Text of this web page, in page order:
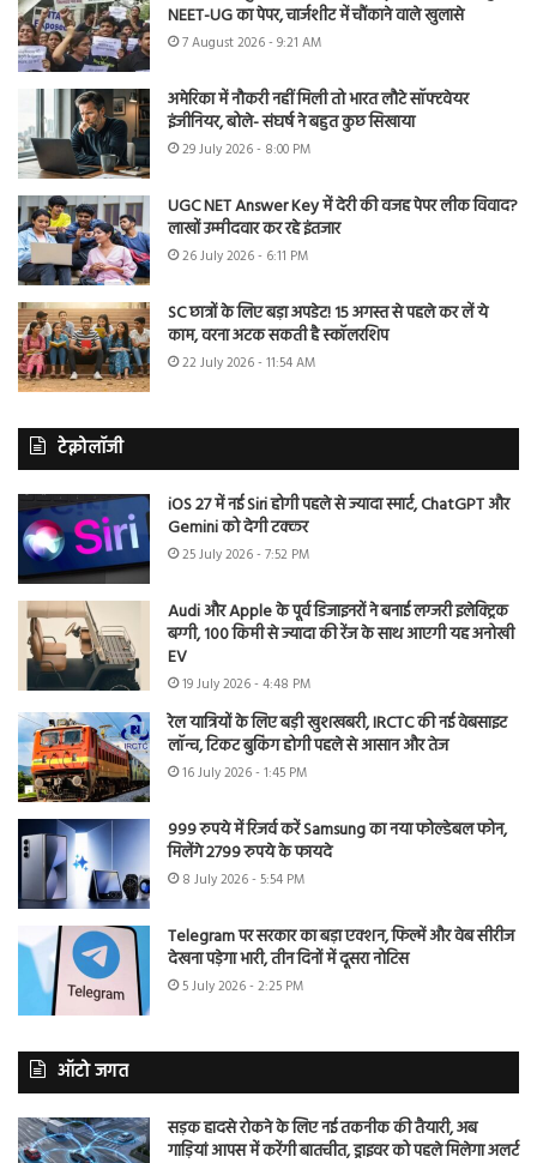
NEET-UG का पेपर, चार्जशीट में चौंकाने वाले खुलासे
7 August 2026 - 9:21 AM
अमेरिका में नौकरी नहीं मिली तो भारत लौटे सॉफ्टवेयर
इंजीनियर, बोले- संघर्ष ने बहुत कुछ सिखाया
29 July 2026 - 8:00 PM
UGC NET Answer Key में देरी की वजह पेपर लीक विवाद?
लाखों उम्मीदवार कर रहे इंतजार
26 July 2026 - 6:11 PM
SC छात्रों के लिए बड़ा अपडेट! 15 अगस्त से पहले कर लें ये
काम, वरना अटक सकती है स्कॉलरशिप
22 July 2026 - 11:54 AM
टेक्नोलॉजी
iOS 27 में नई Siri होगी पहले से ज्यादा स्मार्ट, ChatGPT और
Gemini को देगी टक्कर
25 July 2026 - 7:52 PM
Audi और Apple के पूर्व डिजाइनरों ने बनाई लग्जरी इलेक्ट्रिक
बग्गी, 100 किमी से ज्यादा की रेंज के साथ आएगी यह अनोखी
EV
19 July 2026 - 4:48 PM
रेल यात्रियों के लिए बड़ी खुशखबरी, IRCTC की नई वेबसाइट
लॉन्च, टिकट बुकिंग होगी पहले से आसान और तेज
16 July 2026 - 1:45 PM
999 रुपये में रिजर्व करें Samsung का नया फोल्डेबल फोन,
मिलेंगे 2799 रुपये के फायदे
8 July 2026 - 5:54 PM
Telegram पर सरकार का बड़ा एक्शन, फिल्में और वेब सीरीज
देखना पड़ेगा भारी, तीन दिनों में दूसरा नोटिस
5 July 2026 - 2:25 PM
ऑटो जगत
सड़क हादसे रोकने के लिए नई तकनीक की तैयारी, अब
गाड़ियां आपस में करेंगी बातचीत, ड्राइवर को पहले मिलेगा अलर्ट